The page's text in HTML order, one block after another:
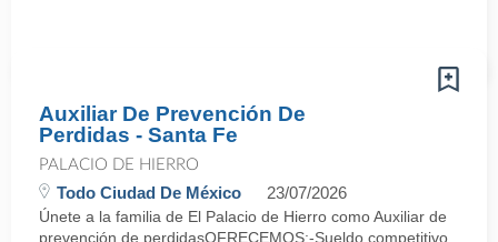
Auxiliar De Prevención De
Perdidas - Santa Fe
PALACIO DE HIERRO
Todo Ciudad De México 23/07/2026
Únete a la familia de El Palacio de Hierro como Auxiliar de
prevención de perdidasOFRECEMOS:-Sueldo competitivo